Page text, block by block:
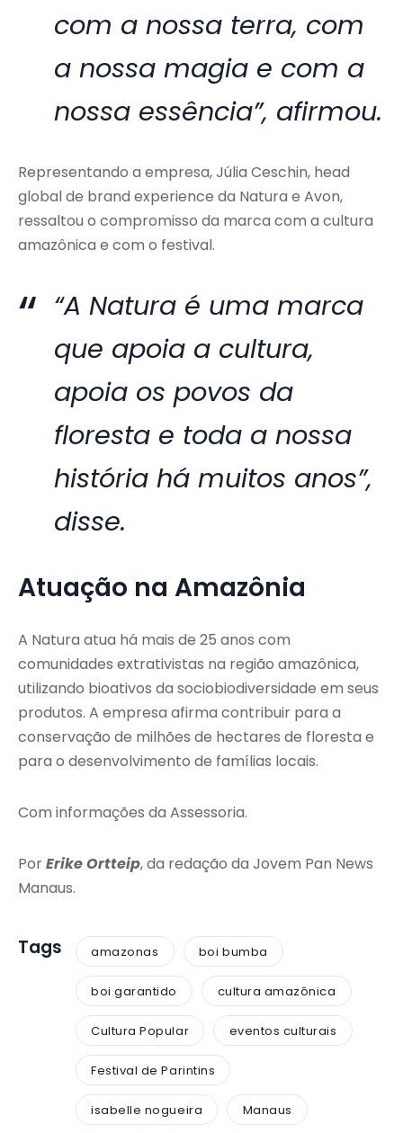
com a nossa terra, com
a nossa magia e com a
nossa essência”, afirmou.
Representando a empresa, Júlia Ceschin, head
global de brand experience da Natura e Avon,
ressaltou o compromisso da marca com a cultura
amazônica e com o festival.
“A Natura é uma marca
que apoia a cultura,
apoia os povos da
floresta e toda a nossa
história há muitos anos”,
disse.
Atuação na Amazônia
A Natura atua há mais de 25 anos com
comunidades extrativistas na região amazônica,
utilizando bioativos da sociobiodiversidade em seus
produtos. A empresa afirma contribuir para a
conservação de milhões de hectares de floresta e
para o desenvolvimento de famílias locais.
Com informações da Assessoria.
PorErike Ortteip, da redação da Jovem Pan News
Manaus.
Tags amazonas boi bumba
boi garantido cultura amazônica
Cultura Popular eventos culturais
Festival de Parintins
isabelle nogueira Manaus